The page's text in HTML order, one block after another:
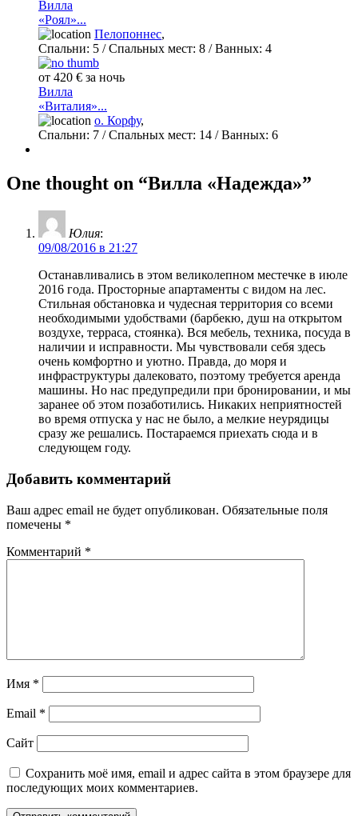
Вилла
«Роял»...
Пелопоннес,
Спальни: 5 / Спальных мест: 8 /Ванных: 4
от 420 € за ночь
Вилла
«Виталия»...
о. Корфу,
Спальни: 7 / Спальных мест: 14 /Ванных: 6
One thought on “Вилла «Надежда»”
Юлия:
09/08/2016 в 21:27
Останавливались в этом великолепном местечке в июле
2016 года. Просторные апартаменты с видом на лес.
Стильная обстановка и чудесная территория со всеми
необходимыми удобствами (барбекю, душ на открытом
воздухе, терраса, стоянка). Вся мебель, техника, посуда в
наличии и исправности. Мы чувствовали себя здесь
очень комфортно и уютно. Правда, до моря и
инфраструктуры далековато, поэтому требуется аренда
машины. Но нас предупредили при бронировании, и мы
заранее об этом позаботились. Никаких неприятностей
во время отпуска у нас не было, а мелкие неурядицы
сразу же решались. Постараемся приехать сюда и в
следующем году.
Добавить комментарий
Ваш адрес email не будет опубликован. Обязательные поля
помечены *
Комментарий *
Имя *
Email *
Сайт
Сохранить моё имя, email и адрес сайта в этом браузере для
последующих моих комментариев.